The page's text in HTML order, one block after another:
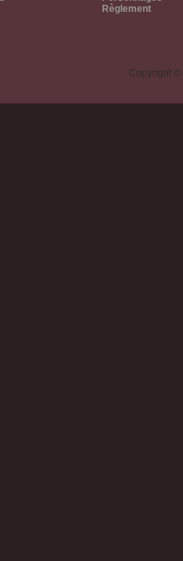
Règlement
Copyright ©